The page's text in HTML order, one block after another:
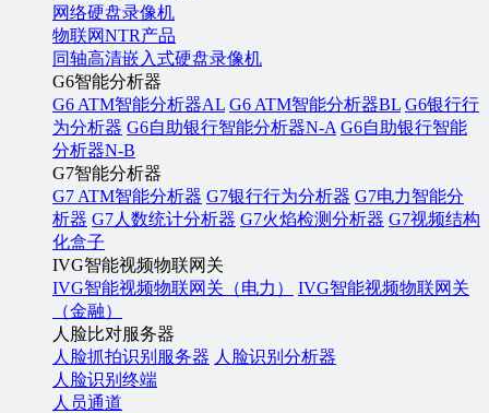
网络硬盘录像机
物联网NTR产品
同轴高清嵌入式硬盘录像机
G6智能分析器
G6 ATM智能分析器AL G6 ATM智能分析器BL G6银行行
为分析器 G6自助银行智能分析器N-A G6自助银行智能
分析器N-B
G7智能分析器
G7 ATM智能分析器 G7银行行为分析器 G7电力智能分
析器 G7人数统计分析器 G7火焰检测分析器 G7视频结构
化盒子
IVG智能视频物联网关
IVG智能视频物联网关（电力）
IVG智能视频物联网关
（金融）
人脸比对服务器
人脸抓拍识别服务器 人脸识别分析器
人脸识别终端
人员通道